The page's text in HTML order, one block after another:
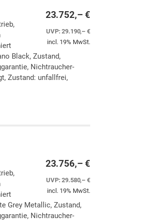
23.752,– €
UVP:29.190,– €
incl. 19% MwSt.
Black, Zustand,
Nichtraucher-
Zustand: unfallfrei,
23.756,– €
UVP:29.580,– €
incl. 19% MwSt.
Grey Metallic, Zustand,
Nichtraucher-